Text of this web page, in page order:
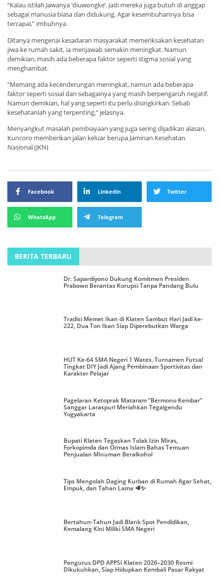
“Kalau istilah Jawanya ‘diuwongke’. Jadi mereka juga butuh di anggap
sebagai manusia biasa dan didukung. Agar kesembuhannya bisa
tercapai,” imbuhnya.
Ditanya mengenai kesadaran masyarakat memeriksakan kesehatan
jiwa ke rumah sakit, ia menjawab semakin meningkat. Namun
demikian, masih ada beberapa faktor seperti stigma sosial yang
menghambat.
“Memang ada kecenderungan meningkat, namun ada beberapa
faktor seperti sosial dan sebagainya yang masih berpengaruh negatif.
Namun demikian, hal yang seperti itu perlu disingkirkan. Sebab
kesehatanlah yang terpenting,” jelasnya.
Menyangkut masalah pembiayaan yang juga sering dijadikan alasan,
Kuncoro memberikan jalan keluar berupa Jaminan Kesehatan
Nasional (JKN)
Facebook Linkedin Twitter
WhatsApp Telegram
BERITA TERBARU
Dr. Sapardiyono Dukung Komitmen Presiden
Prabowo Berantas Korupsi Tanpa Pandang Bulu
Tradisi Memet Ikan di Klaten Sambut Hari Jadi ke-
222, Dua Ton Ikan Siap Diperebutkan Warga
HUT Ke-64 SMA Negeri 1 Wates, Turnamen Futsal
Tingkat DIY Jadi Ajang Pembinaan Sportivitas dan
Karakter Pelajar
Pagelaran Ketoprak Mataram “Bermono Kembar”
Sanggar Laraspuri Meriahkan Tegalgendu
Yogyakarta
Bupati Klaten Tegaskan Tolak Izin Miras,
Forkopimda dan Ormas Islam Bahas Temuan
Penjualan Minuman Beralkohol
Tips Mengolah Daging Kurban di Rumah Agar Sehat,
Empuk, dan Tahan Lama 🥩✨
Bertahun-Tahun Jadi Blank Spot Pendidikan,
Kemalang Kini Miliki SMA Negeri
Pengurus DPD APPSI Klaten 2026–2030 Resmi
Dikukuhkan, Siap Hidupkan Kembali Pasar Rakyat